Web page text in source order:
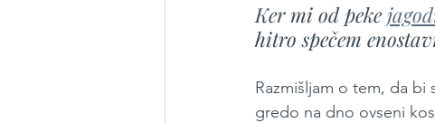
Ker mi od peke
hitro spečem
Razmišljam o tem, da
gredo na dno ovseni